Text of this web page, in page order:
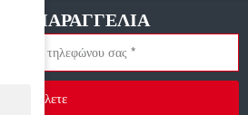
ΠΑΡΑΓΓΕΛΙΑ
Στείλετε